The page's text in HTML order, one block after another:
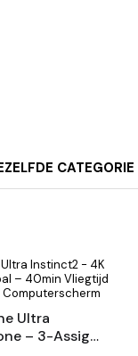
CATEGORIE
Ultra
– 3-Assige